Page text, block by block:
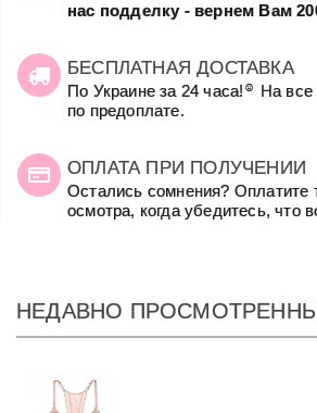
нас подделку - вернем Вам
БЕСПЛАТНАЯ ДОСТАВКА
По Украине за 24 часа! ☺
На все
по предоплате.
ОПЛАТА ПРИ ПОЛУЧЕНИИ
Остались сомнения? Оплатите
осмотра, когда убедитесь, что
НЕДАВНО